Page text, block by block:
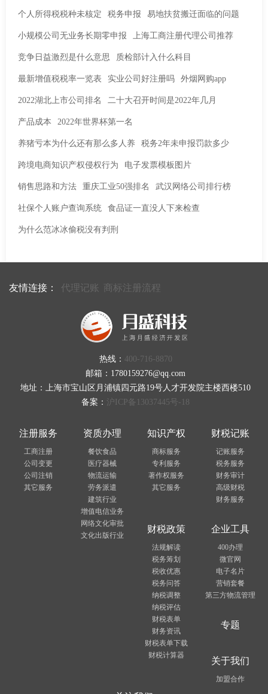
个人所得税税种未核定 税务申报 易地扶贫搬迁面临的问题
小规模公司无业务长期零申报 上海工商注册代理公司推荐
竞争日益激烈是什么意思 质检部计入什么科目
最新增值税税率一览表 实业公司好注册吗 外烟网购app
2022湖北上市公司排名 二十大召开时间是2022年几月
产品成本 2022年世界杯第一名
养猪亏本为什么还有那么多人养 税务2年未申报罚款多少
跨境电商知识产权侵权行为 电子发票模板图片
销售思路和方法 重庆工业50强排名 武汉网络公司排行榜
社保个人账户查询系统 食品证一直没人下来检查
为什么范冰冰偷税没有判刑
友情连接： 代理记账 商标注册流程
热线： 400-716-8870
邮箱：1780159276@qq.com
地址：上海市宝山区月浦镇四元路19号人才开发院主楼西楼510
备案： 沪ICP备13037445号-18
注册服务
工商注册
公司变更
公司注销
其它服务
资质办理
餐饮食品
医疗器械
物流运输
劳务派遣
建筑行业
增值电信业务
网络文化审批
文化出版行业
知识产权
商标服务
专利服务
著作权服务
其它服务
财税记账
记账服务
税务服务
财务审计
高级财税
财务服务
财税政策
法规解读
税务筹划
税收优惠
税务问答
纳税调整
纳税评估
财税表单
财务资讯
财税表单下载
财税计算器
企业工具
400办理
微官网
电子名片
营销套餐
第三方物流管理
专题
关于我们
加盟合作